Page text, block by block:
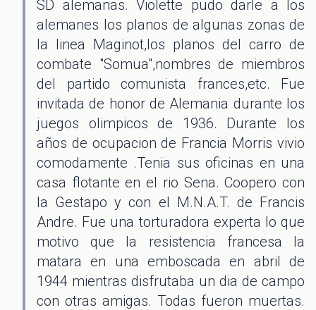
SD alemanas. Violette pudo darle a los
alemanes los planos de algunas zonas de
la linea Maginot,los planos del carro de
combate "Somua",nombres de miembros
del partido comunista frances,etc. Fue
invitada de honor de Alemania durante los
juegos olimpicos de 1936. Durante los
años de ocupacion de Francia Morris vivio
comodamente .Tenia sus oficinas en una
casa flotante en el rio Sena. Coopero con
la Gestapo y con el M.N.A.T. de Francis
Andre. Fue una torturadora experta lo que
motivo que la resistencia francesa la
matara en una emboscada en abril de
1944 mientras disfrutaba un dia de campo
con otras amigas. Todas fueron muertas.